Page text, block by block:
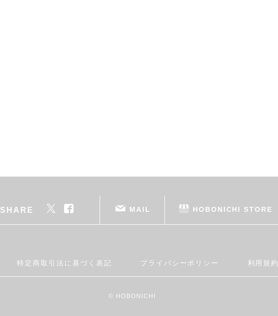
SHARE MAIL HOBONICHI STORE
特定商取引法に基づく表記 プライバシーポリシー 利用規約
© HOBONICHI